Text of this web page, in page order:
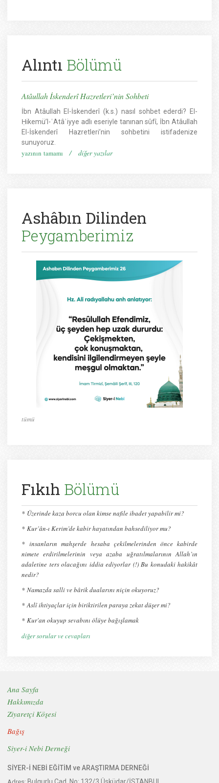
Alıntı Bölümü
Atâullah İskenderî Hazretleri’nin Sohbeti
İbn Atâullah El-İskenderî (k.s.) nasıl sohbet ederdi? El-
Ḥikemü’l-ʿAtâʾiyye adlı eseriyle tanınan sûfî, İbn Atâullah
El-İskenderî Hazretleri’nin sohbetini istifadenize
sunuyoruz.
yazının tamamı / diğer yazılar
Ashâbın Dilinden
Peygamberimiz
tümü
Fıkıh Bölümü
* Üzerinde kaza borcu olan kimse nafile ibadet yapabilir mi?
* Kur’ân-ı Kerim’de kabir hayatından bahsediliyor mu?
* insanların mahşerde hesaba çekilmelerinden önce kabirde
nimete erdirilmelerinin veya azaba uğratılmalarının Allah’ın
adaletine ters olacağını iddia ediyorlar (!) Bu konudaki hakikât
nedir?
* Namazda salli ve bârik dualarını niçin okuyoruz?
*Aslî ihtiyaçlar için biriktirilen paraya zekat düşer mi?
* Kur'an okuyup sevabını ölüye bağışlamak
diğer sorular ve cevapları
Ana Sayfa
Hakkımızda
Ziyaretçi Köşesi
Bağış
Siyer-i Nebi Derneği
SİYER-İ NEBİ EĞİTİM ve ARAŞTIRMA DERNEĞİ